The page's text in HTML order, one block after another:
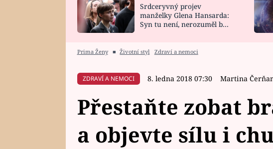
HOROSKOP NA
CELEBRITY
VAŘENÍ
Srdceryvný projev
manželky Glena Hansarda:
Syn tu není, nerozuměl by
Prima Ženy ■ Životní styl Zdraví a nemoci
ZDRAVÍ A NEMOCI 8. ledna 2018 07:30 Martina
Přestaňte zobat
a objevte sílu i